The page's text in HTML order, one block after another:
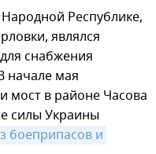
Республике,
являлся
снабжения
начале мая
мост в районе Часова
силы Украины
боеприпасов и